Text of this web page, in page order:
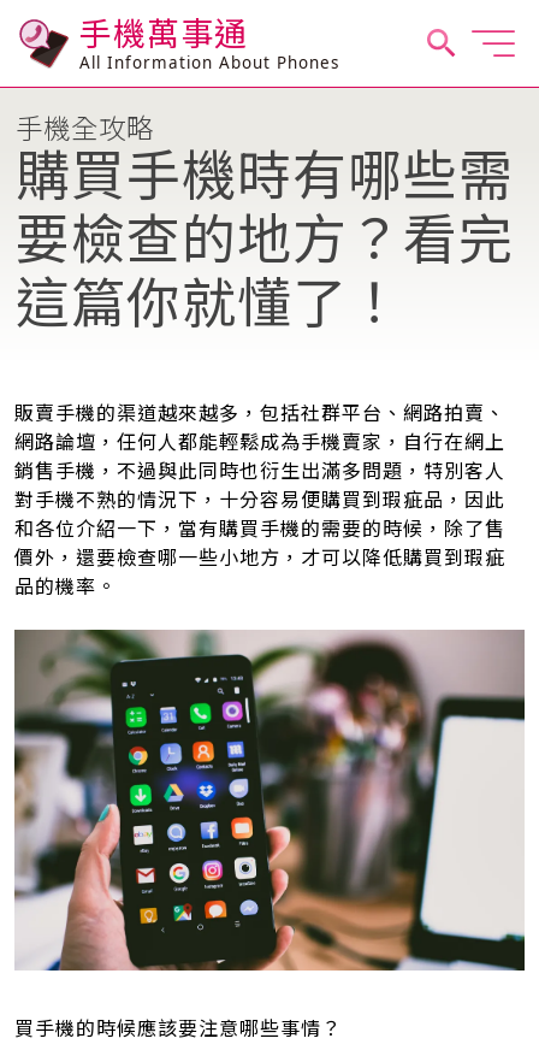
手機萬事通
All Information About Phones
手機全攻略
購買手機時有哪些需
要檢查的地方？看完
這篇你就懂了！
販賣手機的渠道越來越多，包括社群平台、網路拍賣、
網路論壇，任何人都能輕鬆成為手機賣家，自行在網上
銷售手機，不過與此同時也衍生出滿多問題，特別客人
對手機不熟的情況下，十分容易便購買到瑕疵品，因此
和各位介紹一下，當有購買手機的需要的時候，除了售
價外，還要檢查哪一些小地方，才可以降低購買到瑕疵
品的機率。
買手機的時候應該要注意哪些事情？